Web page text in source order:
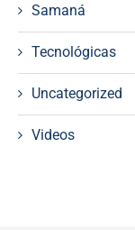
Samaná
Tecnológicas
Uncategorized
Videos